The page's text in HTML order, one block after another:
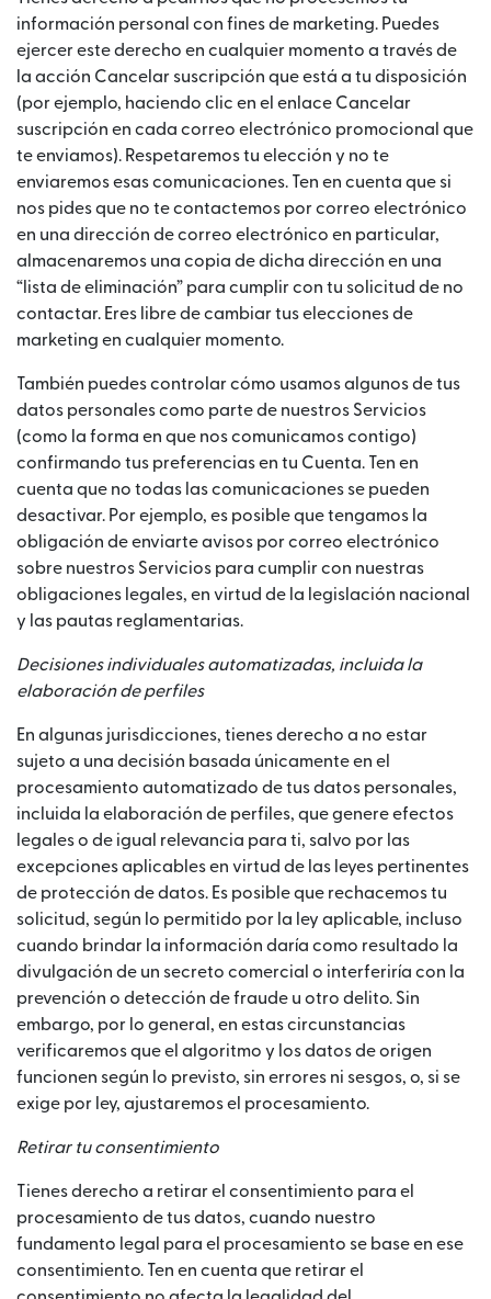
información personal con fines de marketing. Puedes
ejercer este derecho en cualquier momento a través de
la acción Cancelar suscripción que está a tu disposición
(por ejemplo, haciendo clic en el enlace Cancelar
suscripción en cada correo electrónico promocional que
te enviamos). Respetaremos tu elección y no te
enviaremos esas comunicaciones. Ten en cuenta que si
nos pides que no te contactemos por correo electrónico
en una dirección de correo electrónico en particular,
almacenaremos una copia de dicha dirección en una
“lista de eliminación” para cumplir con tu solicitud de no
contactar. Eres libre de cambiar tus elecciones de
marketing en cualquier momento.
También puedes controlar cómo usamos algunos de tus
datos personales como parte de nuestros Servicios
(como la forma en que nos comunicamos contigo)
confirmando tus preferencias en tu Cuenta. Ten en
cuenta que no todas las comunicaciones se pueden
desactivar. Por ejemplo, es posible que tengamos la
obligación de enviarte avisos por correo electrónico
sobre nuestros Servicios para cumplir con nuestras
obligaciones legales, en virtud de la legislación nacional
y las pautas reglamentarias.
Decisiones individuales automatizadas, incluida la
elaboración de perfiles
En algunas jurisdicciones, tienes derecho a no estar
sujeto a una decisión basada únicamente en el
procesamiento automatizado de tus datos personales,
incluida la elaboración de perfiles, que genere efectos
legales o de igual relevancia para ti, salvo por las
excepciones aplicables en virtud de las leyes pertinentes
de protección de datos. Es posible que rechacemos tu
solicitud, según lo permitido por la ley aplicable, incluso
cuando brindar la información daría como resultado la
divulgación de un secreto comercial o interferiría con la
prevención o detección de fraude u otro delito. Sin
embargo, por lo general, en estas circunstancias
verificaremos que el algoritmo y los datos de origen
funcionen según lo previsto, sin errores ni sesgos, o, si se
exige por ley, ajustaremos el procesamiento.
Retirar tu consentimiento
Tienes derecho a retirar el consentimiento para el
procesamiento de tus datos, cuando nuestro
fundamento legal para el procesamiento se base en ese
consentimiento. Ten en cuenta que retirar el